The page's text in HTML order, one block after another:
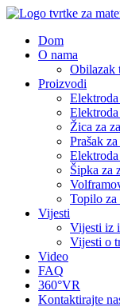
Dom
O nama
Obilazak
Proizvodi
Žica za
Prašak
Šipka za
Topilo za
Vijesti
Vijesti iz
Vijesti o
Video
FAQ
360°VR
Kontaktirajte